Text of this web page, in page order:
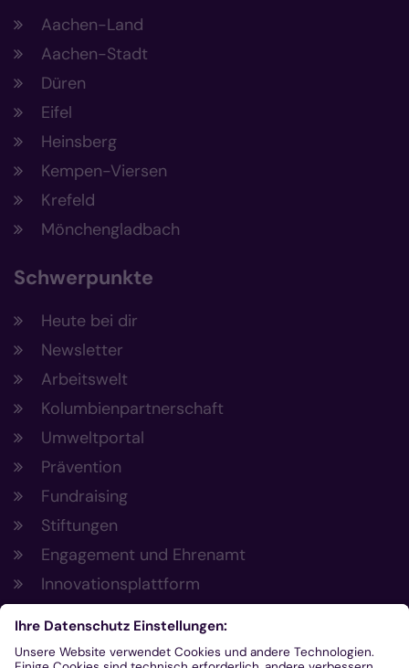
Aachen-Land
Aachen-Stadt
Düren
Eifel
Heinsberg
Kempen-Viersen
Krefeld
Mönchengladbach
Schwerpunkte
Heute bei dir
Newsletter
Arbeitswelt
Kolumbienpartnerschaft
Umweltportal
Prävention
Fundraising
Stiftungen
Engagement und Ehrenamt
Innovationsplattform
Aus der Plattform